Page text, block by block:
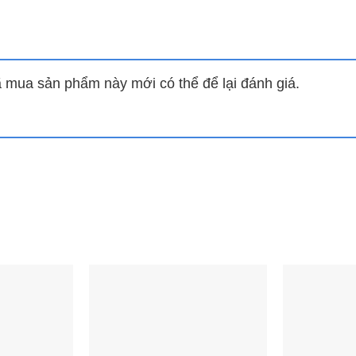
đó dễ dàng phân loại và lấy đồ để bảo quản nhiều
sang nơi khác nhanh chóng. Chế tạo chắc chắn,
sản phẩm này mới có thể để lại đánh giá.